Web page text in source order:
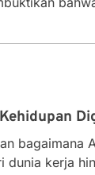
bagaimana
dunia kerja